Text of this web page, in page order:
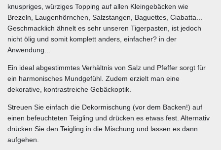
knuspriges, würziges Topping auf allen Kleingebäcken wie
Brezeln, Laugenhörnchen, Salzstangen, Baguettes, Ciabatta...
Geschmacklich ähnelt es sehr unseren Tigerpasten, ist jedoch
nicht ölig und somit komplett anders, einfacher? in der
Anwendung...
Ein ideal abgestimmtes Verhältnis von Salz und Pfeffer sorgt für
ein harmonisches Mundgefühl. Zudem erzielt man eine
dekorative, kontrastreiche Gebäckoptik.
Streuen Sie einfach die Dekormischung (vor dem Backen!) auf
einen befeuchteten Teigling und drücken es etwas fest. Alternativ
drücken Sie den Teigling in die Mischung und lassen es dann
aufgehen.